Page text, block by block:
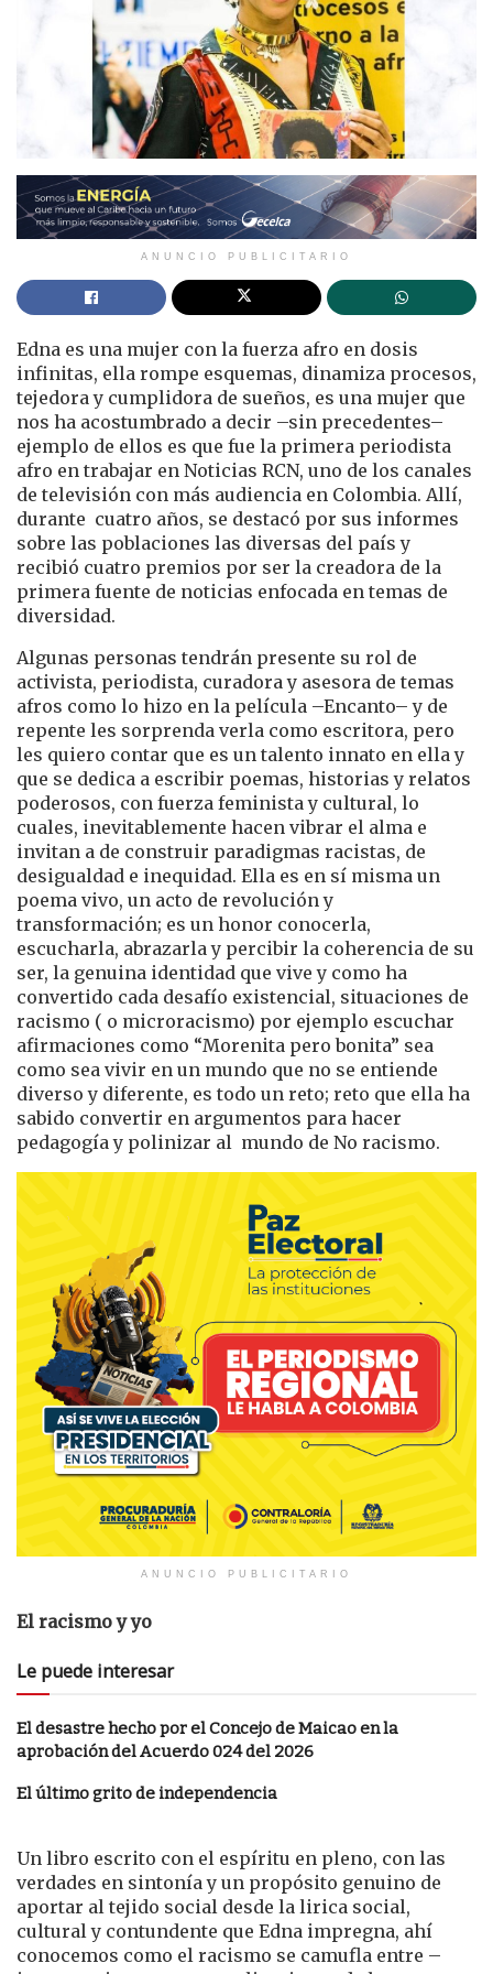
ANUNCIO PUBLICITARIO
Edna es una mujer con la fuerza afro en dosis
infinitas, ella rompe esquemas, dinamiza procesos,
tejedora y cumplidora de sueños, es una mujer que
nos ha acostumbrado a decir –sin precedentes–
ejemplo de ellos es que fue la primera periodista
afro en trabajar en Noticias RCN, uno de los canales
de televisión con más audiencia en Colombia. Allí,
durante cuatro años, se destacó por sus informes
sobre las poblaciones las diversas del país y
recibió cuatro premios por ser la creadora de la
primera fuente de noticias enfocada en temas de
diversidad.
Algunas personas tendrán presente su rol de
activista, periodista, curadora y asesora de temas
afros como lo hizo en la película –Encanto– y de
repente les sorprenda verla como escritora, pero
les quiero contar que es un talento innato en ella y
que se dedica a escribir poemas, historias y relatos
poderosos, con fuerza feminista y cultural, lo
cuales, inevitablemente hacen vibrar el alma e
invitan a de construir paradigmas racistas, de
desigualdad e inequidad. Ella es en sí misma un
poema vivo, un acto de revolución y
transformación; es un honor conocerla,
escucharla, abrazarla y percibir la coherencia de su
ser, la genuina identidad que vive y como ha
convertido cada desafío existencial, situaciones de
racismo ( o microracismo) por ejemplo escuchar
afirmaciones como “Morenita pero bonita” sea
como sea vivir en un mundo que no se entiende
diverso y diferente, es todo un reto; reto que ella ha
sabido convertir en argumentos para hacer
pedagogía y polinizar al mundo de No racismo.
ANUNCIO PUBLICITARIO
El racismo y yo
Le puede interesar
El desastre hecho por el Concejo de Maicao en la
aprobación del Acuerdo 024 del 2026
El último grito de independencia
Un libro escrito con el espíritu en pleno, con las
verdades en sintonía y un propósito genuino de
aportar al tejido social desde la lirica social,
cultural y contundente que Edna impregna, ahí
conocemos como el racismo se camufla entre –